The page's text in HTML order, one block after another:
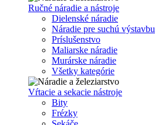
Ručné náradie a nástroje
Dielenské náradie
Náradie pre suchú výstavbu
Príslušenstvo
Maliarske náradie
Murárske náradie
Všetky kategórie
Vŕtacie a sekacie nástroje
Bity
Frézky